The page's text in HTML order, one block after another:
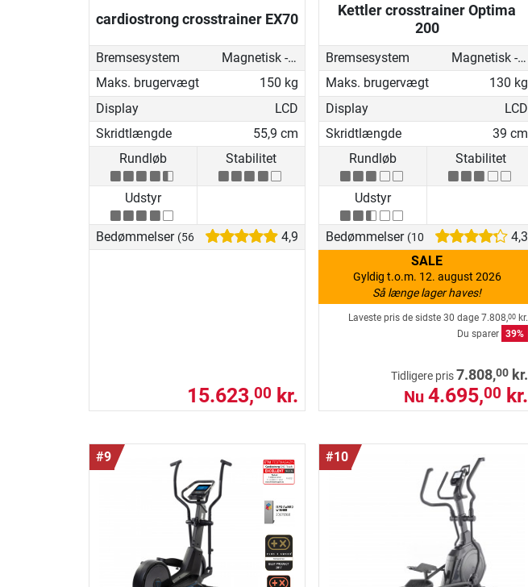
cardiostrong crosstrainer EX70
Bremsesystem
Magnetisk - motoriseret
Maks. brugervægt
150 kg
Display
LCD
Skridtlængde
55,9 cm
Rundløb
Stabilitet
Udstyr
Bedømmelser (56) 4,9
15.623,00 kr.
Kettler crosstrainer Optima
200
Bremsesystem
Magnetisk - motoriseret
Maks. brugervægt
130 kg
Display
LCD
Skridtlængde
39 cm
Rundløb
Stabilitet
Udstyr
Bedømmelser (10)
4,3
SALE
Gyldig t.o.m. 12. august 2026
Så længe lager haves!
Laveste pris de sidste 30 dage 7.808,00 kr.
Du sparer 39%
Tidligere pris7.808,00 kr.
Nu 4.695,00 kr.
#9 #10